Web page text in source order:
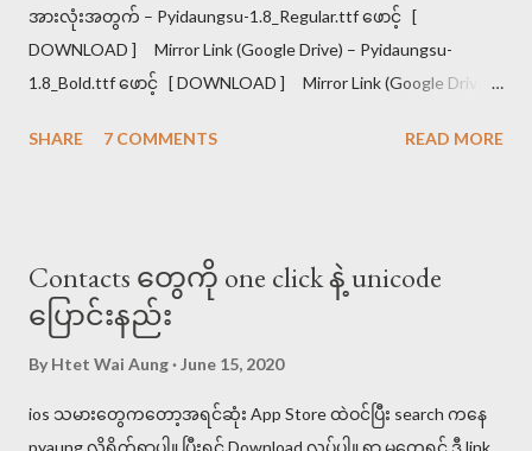
ဟ။ ကြွှ=က ရ ဝ ဟ ဖြစ်ပါသည်။ ဥပမာ >>>မျောက်ကြီး၊ မွဲတေ၊
မျှတ၊ မြို့မ၊ မှတ်ခြင်၊ မြွေပါ၊ မွှေးပျံ့။ မျောက်ကြီး၊ မြို့မ၊ မွဲတေ၊ မှတ်
ခြင်၊ မြွေပါ၊ မျှတ၊ မွှေးပျံ့။ <<< ...
အားလုံးအတွက် – Pyidaungsu-1.8_Regular.ttf ဖောင့် [
DOWNLOAD ] Mirror Link (Google Drive) – Pyidaungsu-
1.8_Bold.ttf ဖောင့် [ DOWNLOAD ] Mirror Link (Google Drive)
Pyidaungsu-2.5_Regular.ttf ဖောင့် [ DOWNLOAD ] Mirror Link
DOWNLOAD ] Mirror Link (Google Drive) Download Myanmar
Unicode Keyboards KeyMan Keyboard အသုံးပြုခြင်း Download
(Google Driv...
SHARE 7 COMMENTS READ MORE
Contacts တွေကို one click နဲ့ unicode
ပြောင်းနည်း
By Htet Wai Aung June 15, 2020
ios သမားတွေကတော့အရင်ဆုံး App Store ထဲဝင်ပြီး search ကနေ
pyaung လို့ရိုက်ရှာပါ။ ပြီးရင် Download လုပ်ပါ။ ရှာ မတွေ့ရင် ဒီ link